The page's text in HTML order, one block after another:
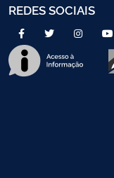
REDES SOCIAIS